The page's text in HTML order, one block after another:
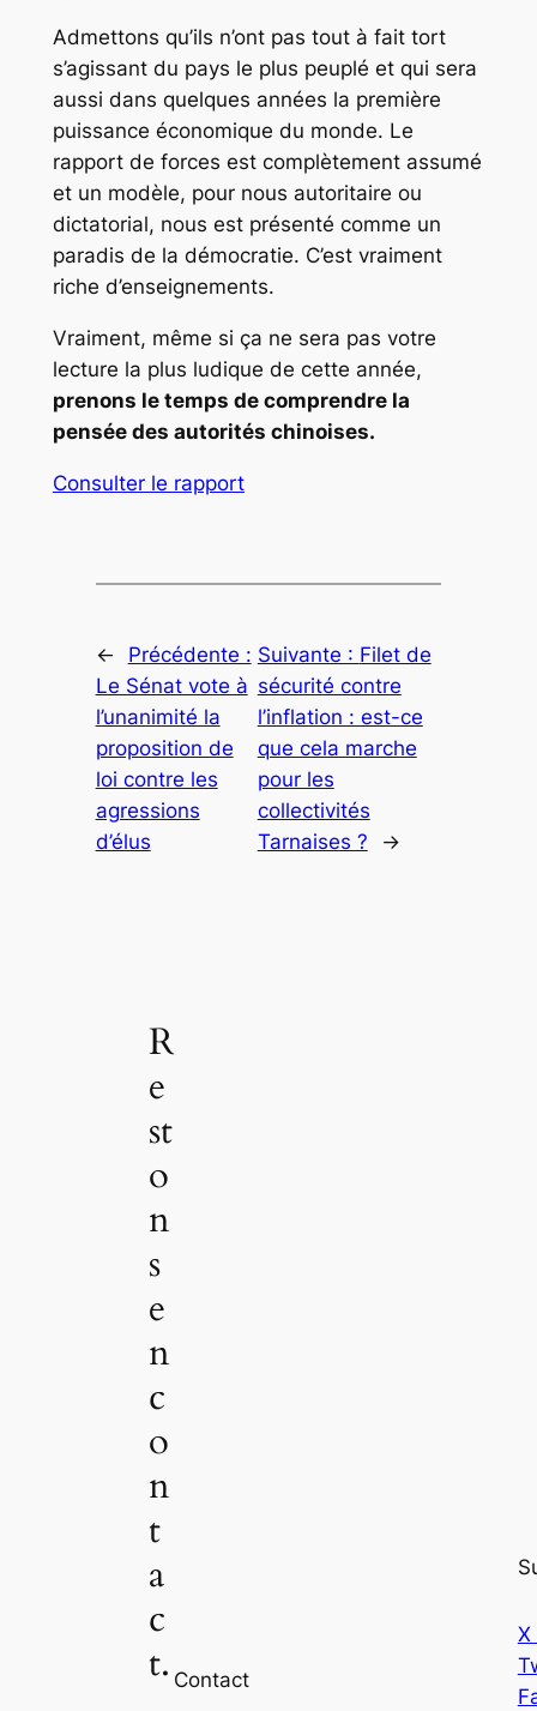
Admettons qu’ils n’ont pas tout à fait tort
s’agissant du pays le plus peuplé et qui sera
aussi dans quelques années la première
puissance économique du monde. Le
rapport de forces est complètement assumé
et un modèle, pour nous autoritaire ou
dictatorial, nous est présenté comme un
paradis de la démocratie. C’est vraiment
riche d’enseignements.
Vraiment, même si ça ne sera pas votre
lecture la plus ludique de cette année,
prenons le temps de comprendre la
pensée des autorités chinoises.
Consulter le rapport
←
Précédente :
Le Sénat vote à
l’unanimité la
proposition de
loi contre les
agressions
d’élus
Suivante : Filet de
sécurité contre
l’inflation : est-ce
que cela marche
pour les
collectivités
Tarnaises ?
→
R
e
st
o
n
s
e
n
c
o
n
t
a
c
t. Contact
X